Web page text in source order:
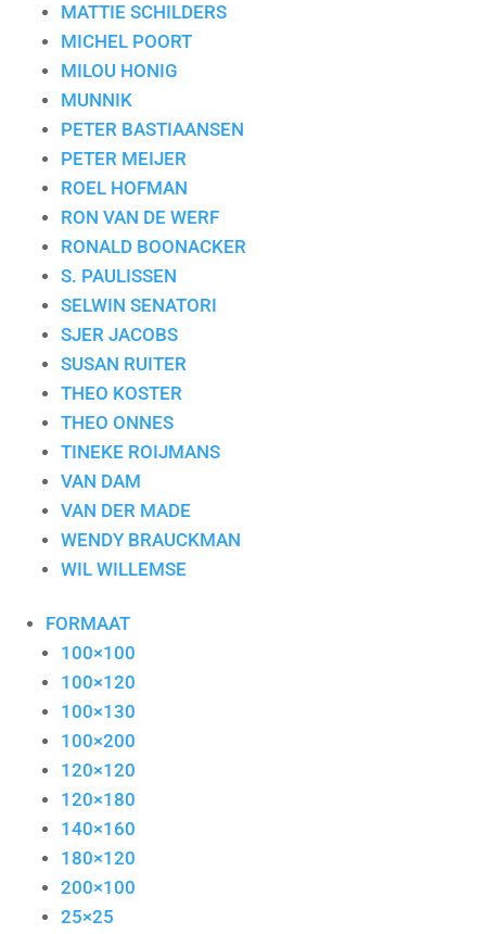
MATTIE SCHILDERS
MICHEL POORT
MILOU HONIG
MUNNIK
PETER BASTIAANSEN
PETER MEIJER
ROEL HOFMAN
RON VAN DE WERF
RONALD BOONACKER
S. PAULISSEN
SELWIN SENATORI
SJER JACOBS
SUSAN RUITER
THEO KOSTER
THEO ONNES
TINEKE ROIJMANS
VAN DAM
VAN DER MADE
WENDY BRAUCKMAN
WIL WILLEMSE
FORMAAT
100×100
100×120
100×130
100×200
120×120
120×180
140×160
180×120
200×100
25×25